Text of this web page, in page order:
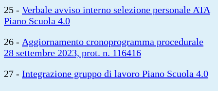
25 - Verbale avviso interno selezione personale ATA
Piano Scuola 4.0
26 - Aggiornamento cronoprogramma procedurale
28 settembre 2023, prot. n. 116416
27 - Integrazione gruppo di lavoro Piano Scuola 4.0